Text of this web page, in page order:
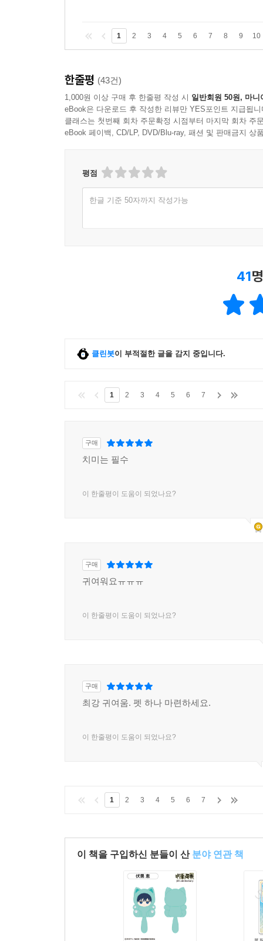
1 2 3 4 5 6 7 8 9 10
한줄평 (43건)
1,000원 이상 구매 후 한줄평 작성 시 일반회원 50원, 마니
eBook은 다운로드 후 작성한 리뷰만 YES포인트 지급됩니
클래스는 첫번째 회차 주문확정 시점부터 마지막 회차 주
eBook 페이백, CD/LP, DVD/Blu-ray, 패션 및 판매금지 상
평점
한글 기준 50자까지 작성가능
41
클린봇이 부적절한 글을 감지 중입니다.
1 2 3 4 5 6 7
구매
치미는 필수
이 한줄평이 도움이 되었나요?
구매
귀여워요ㅠㅠㅠ
이 한줄평이 도움이 되었나요?
구매
최강 귀여움. 펫 하나 마련하세요.
이 한줄평이 도움이 되었나요?
1 2 3 4 5 6 7
이 책을 구입하신 분들이 산 분야 연관 책
15세 이상 상품